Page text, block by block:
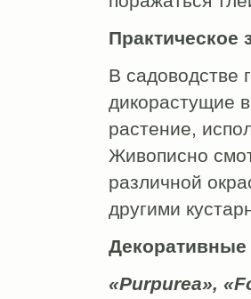
Практическое
В садоводстве
дикорастущие
растение,
Живописно
различной
другими
«Рurрurеа»,